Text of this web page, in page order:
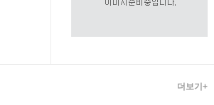
더보기+